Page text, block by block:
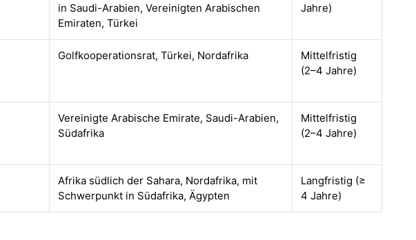
in Saudi-Arabien, Vereinigten Arabischen
Emiraten, Türkei
Jahre)
Golfkooperationsrat, Türkei, Nordafrika
Mittelfristig
(2–4 Jahre)
Vereinigte Arabische Emirate, Saudi-Arabien,
Südafrika
Mittelfristig
(2–4 Jahre)
Afrika südlich der Sahara, Nordafrika, mit
Schwerpunkt in Südafrika, Ägypten
Langfristig (≥
4 Jahre)